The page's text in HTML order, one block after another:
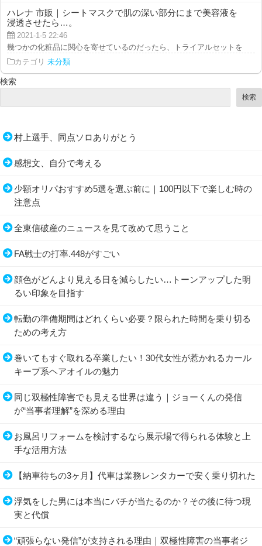
ハレナ 市販｜シートマスクで肌の深い部分にまで美容液を
浸透させたら…。
2021-1-5 22:46
幾つかの化粧品に関心を寄せているのだったら、トライアルセットを使っ
カテゴリ 未分類
検索
検索
村上選手、同点ソロありがとう
感想文、自分で考える
少額オリパおすすめ5選を選ぶ前に｜100円以下で楽しむ時の
注意点
全東信破産のニュースを見て改めて思うこと
FA戦士の打率.448がすごい
顔色がどんより見える日を減らしたい…トーンアップした明
るい印象を目指す
転勤の準備期間はどれくらい必要？限られた時間を乗り切る
ための考え方
巻いてもすぐ取れる卒業したい！30代女性が惹かれるカール
キープ系ヘアオイルの魅力
同じ双極性障害でも見える世界は違う｜ジョーくんの発信
が“当事者理解”を深める理由
お風呂リフォームを検討するなら展示場で得られる体験と上
手な活用方法
【納車待ちの3ヶ月】代車は業務レンタカーで安く乗り切れた
浮気をした男には本当にバチが当たるのか？その後に待つ現
実と代償
“頑張らない発信”が支持される理由｜双極性障害の当事者ジ